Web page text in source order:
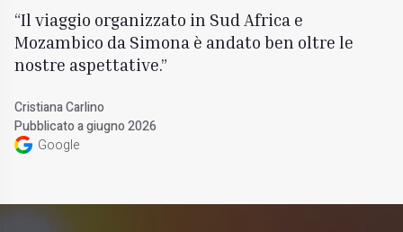
Il viaggio organizzato in Sud Africa e
Mozambico da Simona è andato ben oltre le
nostre aspettative.
Cristiana Carlino
Pubblicato a giugno 2026
Google